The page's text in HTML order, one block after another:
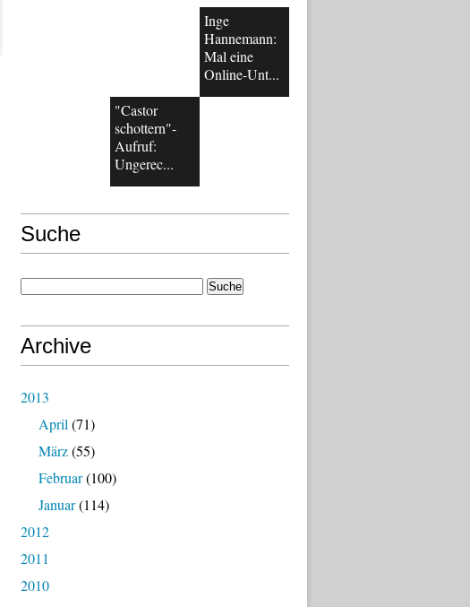
Inge
Hannemann:
Mal eine
Online-Unt...
"Castor
schottern"-
Aufruf:
Ungerec...
Suche
Archive
2013
April (71)
März(55)
Februar(100)
Januar(114)
2012
2011
2010